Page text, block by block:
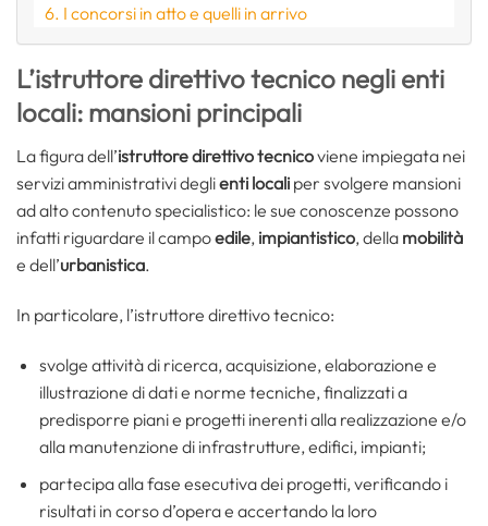
I concorsi in atto e quelli in arrivo
L’istruttore direttivo tecnico negli enti
locali: mansioni principali
La figura dell’istruttore direttivo tecnicoviene impiegata nei
servizi amministrativi deglienti locali per svolgere mansioni
ad alto contenuto specialistico: le sue conoscenze possono
infatti riguardare il campoedile, impiantistico, della mobilità
e dell’urbanistica.
In particolare, l’istruttore direttivo tecnico:
svolge attività di ricerca, acquisizione, elaborazione e
illustrazione di dati e norme tecniche, finalizzati a
predisporre piani e progetti inerenti alla realizzazione e/o
alla manutenzione di infrastrutture, edifici, impianti;
partecipa alla fase esecutiva dei progetti, verificando i
risultati in corso d’opera e accertando la loro